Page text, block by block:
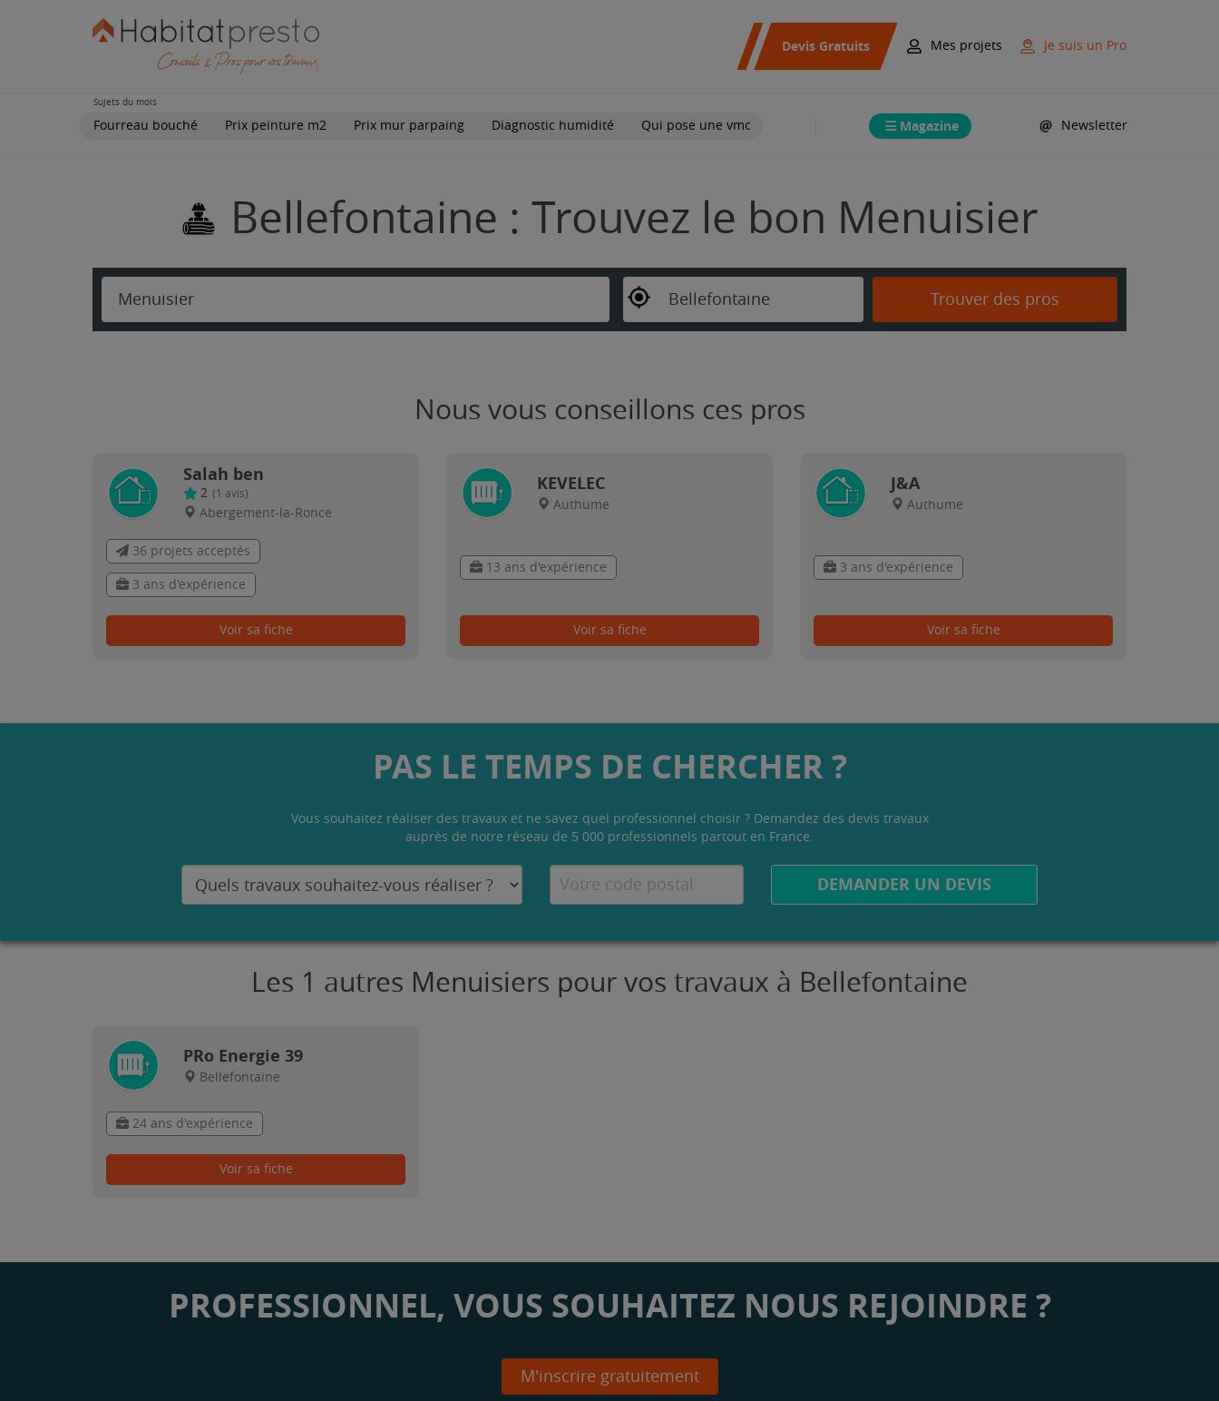
Devis Gratuits Mes projets Je suis un Pro
Sujets du mois
Fourreau bouché Prix peinture m2 Prix mur parpaing Diagnostic humidité Qui pose une vmc Magazine Newsletter
Bellefontaine : Trouvez le bon Menuisier
Menuisier Bellefontaine Trouver des pros
Nous vous conseillons ces pros
Salah ben
2 (1 avis)
Abergement-la-Ronce
36 projets acceptés
3 ans d'expérience
Voir sa fiche
KEVELEC
Authume
13 ans d'expérience
Voir sa fiche
J&A
Authume
3 ans d'expérience
Voir sa fiche
PAS LE TEMPS DE CHERCHER ?
Vous souhaitez réaliser des travaux et ne savez quel professionnel choisir ? Demandez des devis travaux
auprès de notre réseau de 5 000 professionnels partout en France.
DEMANDER UN DEVIS
Les 1 autres Menuisiers pour vos travaux à Bellefontaine
PRo Energie 39
Bellefontaine
24 ans d'expérience
Voir sa fiche
PROFESSIONNEL, VOUS SOUHAITEZ NOUS REJOINDRE ?
M'inscrire gratuitement